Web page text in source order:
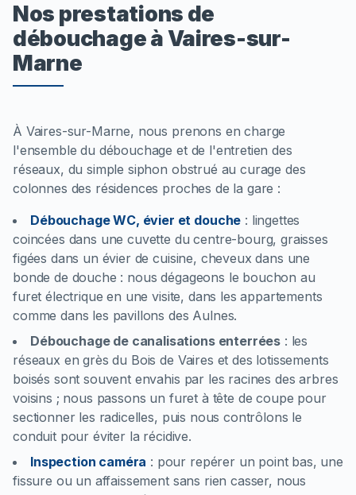
Nos prestations de
débouchage à Vaires-sur-
Marne
À Vaires-sur-Marne, nous prenons en charge
l'ensemble du débouchage et de l'entretien des
réseaux, du simple siphon obstrué au curage des
colonnes des résidences proches de la gare :
Débouchage WC, évier et douche : lingettes
coincées dans une cuvette du centre-bourg, graisses
figées dans un évier de cuisine, cheveux dans une
bonde de douche : nous dégageons le bouchon au
furet électrique en une visite, dans les appartements
comme dans les pavillons des Aulnes.
Débouchage de canalisations enterrées : les
réseaux en grès du Bois de Vaires et des lotissements
boisés sont souvent envahis par les racines des arbres
voisins ; nous passons un furet à tête de coupe pour
sectionner les radicelles, puis nous contrôlons le
conduit pour éviter la récidive.
Inspection caméra : pour repérer un point bas, une
fissure ou un affaissement sans rien casser, nous